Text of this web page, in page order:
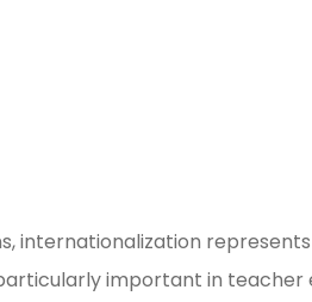
internationalization
important in